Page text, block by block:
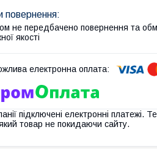
не передбачено повернення та
якості
підключені електронні платежі.
товар не покидаючи сайту.